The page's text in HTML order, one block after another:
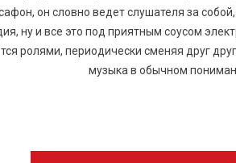
он словно ведет слушателя за
ну и все это под приятным соусом
ролями, периодически сменяя друг
музыка в обычном